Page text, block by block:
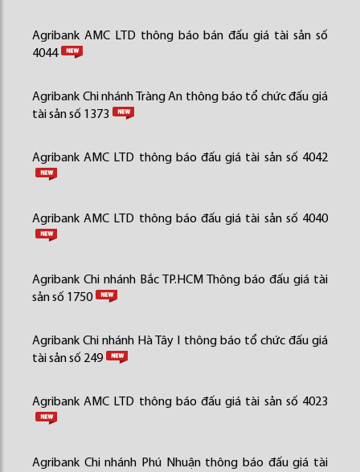
Agribank AMC LTD thông báo bán đấu giá tài sản số
4044
Agribank Chi nhánh Tràng An thông báo tổ chức đấu giá
tài sản số 1373
Agribank AMC LTD thông báo đấu giá tài sản số 4042
Agribank AMC LTD thông báo đấu giá tài sản số 4040
Agribank Chi nhánh Bắc TP.HCM Thông báo đấu giá tài
sản số 1750
Agribank Chi nhánh Hà Tây I thông báo tổ chức đấu giá
tài sản số 249
Agribank AMC LTD thông báo đấu giá tài sản số 4023
Agribank Chi nhánh Phú Nhuận thông báo đấu giá tài